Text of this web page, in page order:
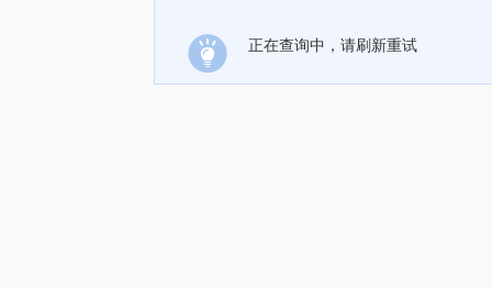
正在查询中，请刷新重试